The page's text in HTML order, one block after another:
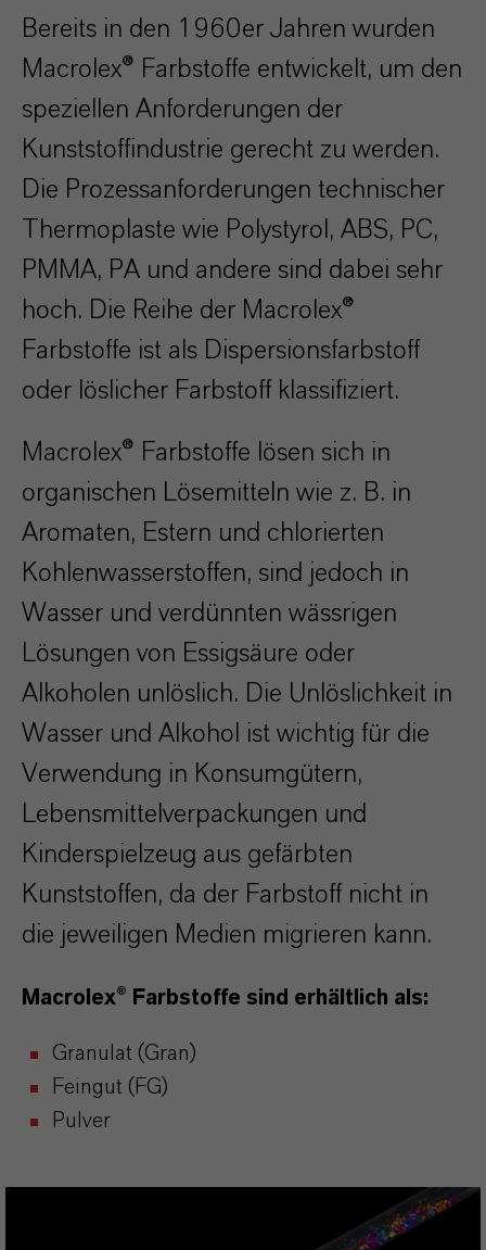
Bereits in den 1960er Jahren wurden
Macrolex® Farbstoffe entwickelt, um den
speziellen Anforderungen der
Kunststoffindustrie gerecht zu werden.
Die Prozessanforderungen technischer
Thermoplaste wie Polystyrol, ABS, PC,
PMMA, PA und andere sind dabei sehr
hoch. Die Reihe der Macrolex®
Farbstoffe ist als Dispersionsfarbstoff
oder löslicher Farbstoff klassifiziert.
Macrolex® Farbstoffe lösen sich in
organischen Lösemitteln wie z. B. in
Aromaten, Estern und chlorierten
Kohlenwasserstoffen, sind jedoch in
Wasser und verdünnten wässrigen
Lösungen von Essigsäure oder
Alkoholen unlöslich. Die Unlöslichkeit in
Wasser und Alkohol ist wichtig für die
Verwendung in Konsumgütern,
Lebensmittelverpackungen und
Kinderspielzeug aus gefärbten
Kunststoffen, da der Farbstoff nicht in
die jeweiligen Medien migrieren kann.
Macrolex® Farbstoffe sind erhältlich als:
Granulat (Gran)
Feingut (FG)
Pulver